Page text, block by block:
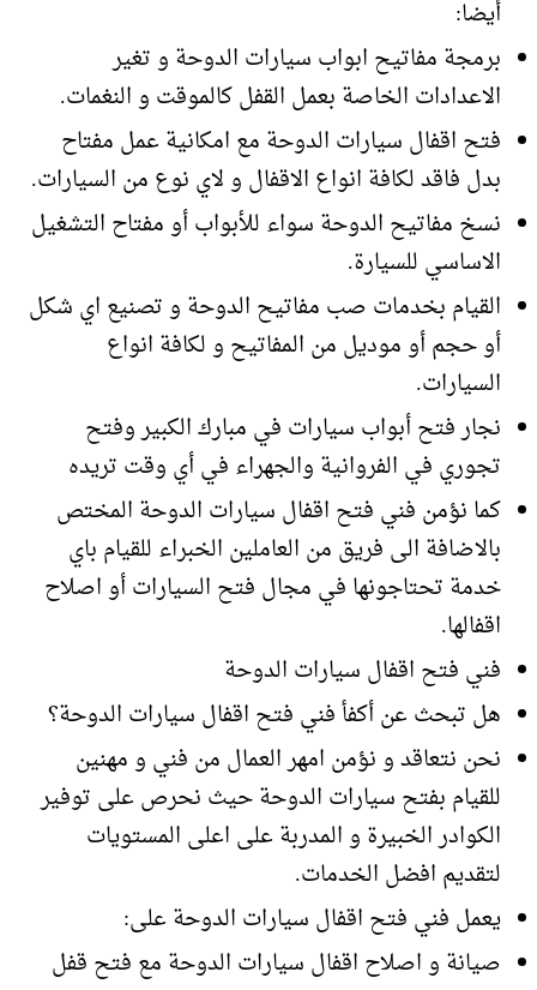
أيضا:
برمجة مفاتيح ابواب سيارات الدوحة و تغير
الاعدادات الخاصة بعمل القفل كالموقت و النغمات.
فتح اقفال سيارات الدوحة مع امكانية عمل مفتاح
بدل فاقد لكافة انواع الاقفال و لاي نوع من السيارات.
نسخ مفاتيح الدوحة سواء للأبواب أو مفتاح التشغيل
الاساسي للسيارة.
القيام بخدمات صب مفاتيح الدوحة و تصنيع اي شكل
أو حجم أو موديل من المفاتيح و لكافة انواع
السيارات.
نجار فتح أبواب سيارات في مبارك الكبير وفتح
تجوري في الفروانية والجهراء في أي وقت تريده
كما نؤمن فني فتح اقفال سيارات الدوحة المختص
بالاضافة الى فريق من العاملين الخبراء للقيام باي
خدمة تحتاجونها في مجال فتح السيارات أو اصلاح
اقفالها.
فني فتح اقفال سيارات الدوحة
هل تبحث عن أكفأ فني فتح اقفال سيارات الدوحة؟
نحن نتعاقد و نؤمن امهر العمال من فني و مهنين
للقيام بفتح سيارات الدوحة حيث نحرص على توفير
الكوادر الخبيرة و المدربة على اعلى المستويات
لتقديم افضل الخدمات.
يعمل فني فتح اقفال سيارات الدوحة على:
صيانة و اصلاح اقفال سيارات الدوحة مع فتح قفل